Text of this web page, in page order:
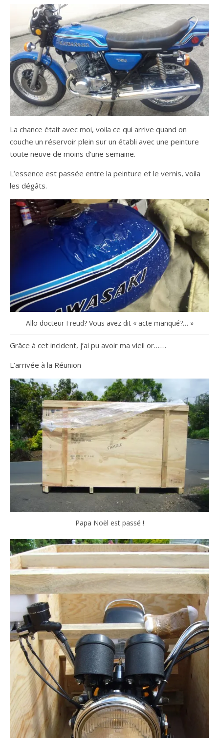
La chance était avec moi, voila ce qui arrive quand on
couche un réservoir plein sur un établi avec une peinture
toute neuve de moins d’une semaine.
L’essence est passée entre la peinture et le vernis, voila
les dégâts.
Allo docteur Freud? Vous avez dit « acte manqué?… »
Grâce à cet incident, j’ai pu avoir ma vieil or…….
L’arrivée à la Réunion
Papa Noël est passé !